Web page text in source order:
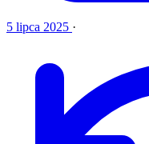
5 lipca 2025 ·